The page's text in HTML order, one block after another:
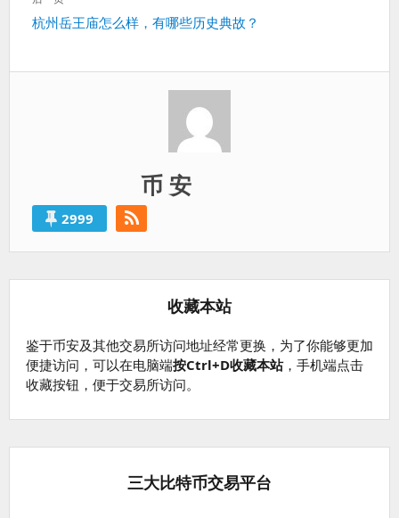
下
杭州岳王庙怎么样，有哪些历史典故？
币 安
2999
收藏本站
鉴于币安及其他交易所访问地址经常更换，为了你能够更加
便捷访问，可以在电脑端按Ctrl+D收藏本站，手机端点击
收藏按钮，便于交易所访问。
三大比特币交易平台